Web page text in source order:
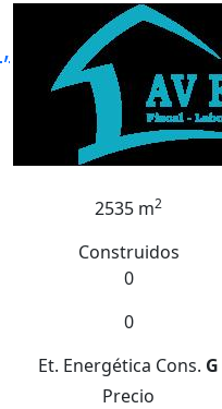
2535 m2
Construidos
0
0
Et. Energética Cons. G
Precio